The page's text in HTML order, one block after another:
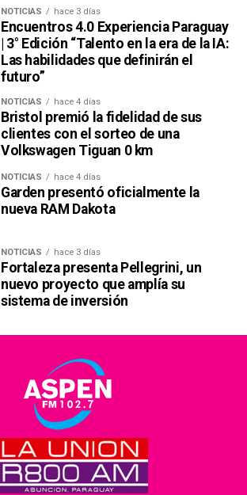
NOTICIAS hace 3 días
Encuentros 4.0 Experiencia Paraguay
| 3° Edición “Talento en la era de la IA:
Las habilidades que definirán el
futuro”
NOTICIAS hace 4 días
Bristol premió la fidelidad de sus
clientes con el sorteo de una
Volkswagen Tiguan 0 km
NOTICIAS hace 4 días
Garden presentó oficialmente la
nueva RAM Dakota
NOTICIAS hace 3 días
Fortaleza presenta Pellegrini, un
nuevo proyecto que amplía su
sistema de inversión